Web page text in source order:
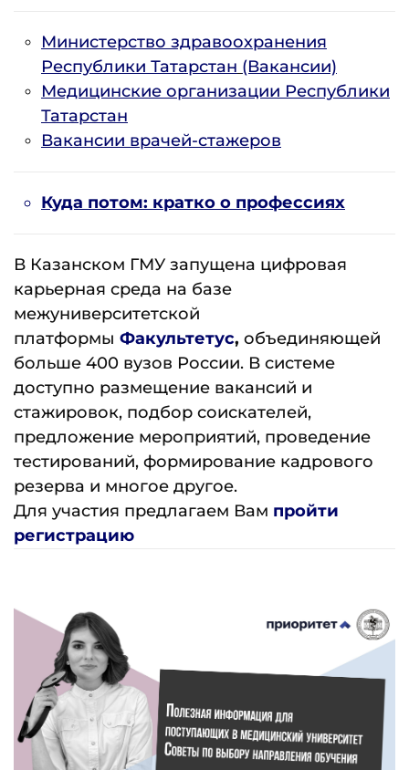
Министерство здравоохранения
Республики Татарстан (Вакансии)
Медицинские организации Республики
Татарстан
Вакансии врачей-стажеров
Куда потом: кратко о профессиях
В Казанском ГМУ запущена цифровая
карьерная среда на базе
межуниверситетской
платформы Факультетус, объединяющей
больше 400 вузов России. В системе
доступно размещение вакансий и
стажировок, подбор соискателей,
предложение мероприятий, проведение
тестирований, формирование кадрового
резерва и многое другое.
Для участия предлагаем Вам пройти
регистрацию